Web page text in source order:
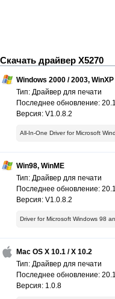
Скачать драйвер X5270
Windows 2000 / 2003, WinXP
Тип: Драйвер для печати
Последнее обновление:
Версия: V1.0.8.2
All-In-One Driver for Microsoft
Win98, WinME
Тип: Драйвер для печати
Последнее обновление:
Версия: V1.0.8.2
Driver for Microsoft Windows 98
Mac OS X 10.1 / X 10.2
Тип: Драйвер для печати
Последнее обновление:
Версия: 1.0.8